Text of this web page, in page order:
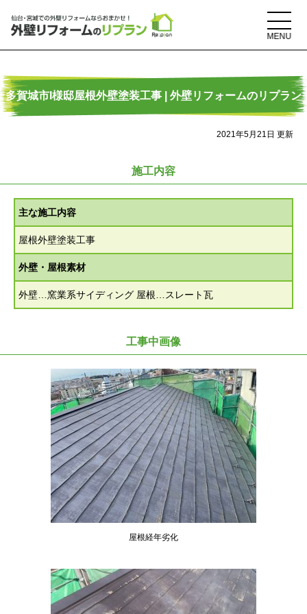
多賀城市I様邸屋根外壁塗装工事 | 外壁リフォームのリプラン
2021年5月21日 更新
施工内容
主な施工内容
屋根外壁塗装工事
外壁・屋根素材
外壁…窯業系サイディング 屋根…スレート瓦
工事中画像
屋根経年劣化